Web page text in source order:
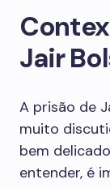
Jair
A prisão de
muito
bem
entender, é